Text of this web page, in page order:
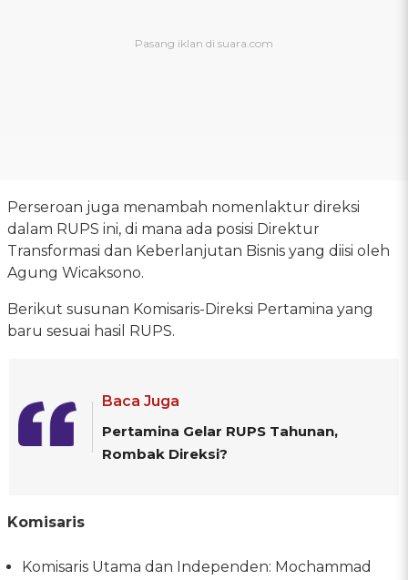
Perseroan juga menambah nomenlaktur direksi
dalam RUPS ini, di mana ada posisi Direktur
Transformasi dan Keberlanjutan Bisnis yang diisi oleh
Agung Wicaksono.
Berikut susunan Komisaris-Direksi Pertamina yang
baru sesuai hasil RUPS.
Baca Juga
Pertamina Gelar RUPS Tahunan,
Rombak Direksi?
Komisaris
Komisaris Utama dan Independen: Mochammad